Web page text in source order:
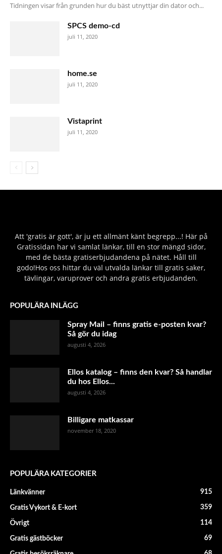
Tidningen visar från grunden hur du bäst utnyttjar din dator och...
SPCS demo-cd
juli 11, 2020
home.se
juli 11, 2020
Vistaprint
juli 11, 2020
Att 'gratis är gott', är ju ett allmänt känt begrepp...! Här på
Gratissidan har vi samlat länkar, till en stor mängd sidor,
med de bästa gratiserbjudandena på nätet. Håll till
godo!Hos oss hittar du väl utvalda länkar till gratis saker,
tävlingar, varuprover och andra gratis erbjudanden.
POPULÄRA INLÄGG
Spray Mail – finns gratis e-posten kvar?
Så gör du idag
augusti 4, 2026
Ellos katalog – finns den kvar? Så handlar
du hos Ellos...
augusti 4, 2026
Billigare matkassar
november 18, 2020
POPULÄRA KATEGORIER
Länkvänner 915
Gratis Vykort & E-kort 359
Övrigt 114
Gratis gästböcker 69